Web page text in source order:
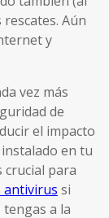
Aún
y
vez más
de
el impacto
en tu
crucial para
antivirus si
a la